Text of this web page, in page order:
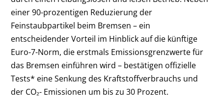
einer 90-prozentigen Reduzierung der
Feinstaubpartikel beim Bremsen – ein
entscheidender Vorteil im Hinblick auf die künftige
Euro-7-Norm, die erstmals Emissionsgrenzwerte für
das Bremsen einführen wird – bestätigen offizielle
Tests* eine Senkung des Kraftstoffverbrauchs und
der CO₂- Emissionen um bis zu 30 Prozent.